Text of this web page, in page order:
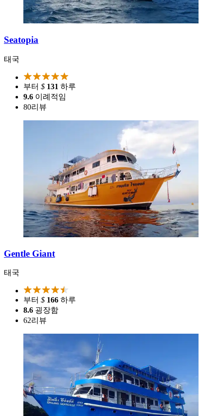
Seatopia
태국
부터 $ 131 하루
9.6 이례적임
80리뷰
Gentle Giant
태국
부터 $ 166 하루
8.6 굉장함
62리뷰